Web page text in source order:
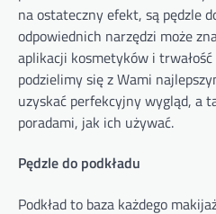
na ostateczny efekt, są pędzle
odpowiednich narzędzi może
aplikacji kosmetyków i
podzielimy się z Wami
uzyskać perfekcyjny wygląd, a
poradami, jak ich używać.
Pędzle do podkładu
Podkład to baza każdego